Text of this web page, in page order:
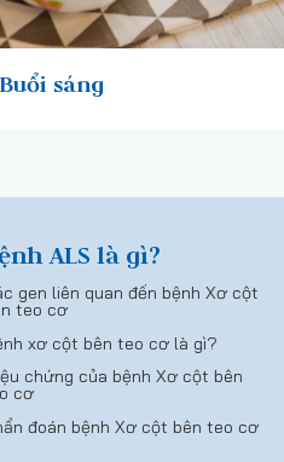
Buổi sáng
ALS là gì?
gen liên quan đến bệnh Xơ cột
teo cơ
xơ cột bên teo cơ là gì?
chứng của bệnh Xơ cột bên
cơ
đoán bệnh Xơ cột bên teo cơ